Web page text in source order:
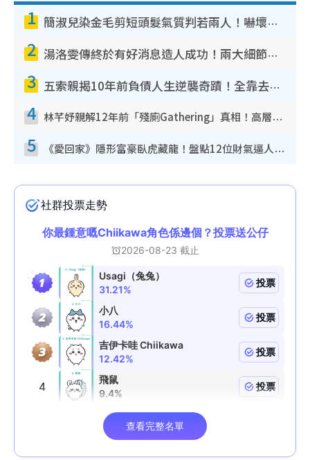
1 簡淑兒染金毛剪短頭髮氣質判若兩人！嚇壞老公麥大力都認唔出：「你做咩事？」
2 湯洛雯傳終於有好消息造人成功！兩大細節曝孕味極濃惹猜測：大肚婆先會咁！
3 五索親揭10年前負債人生逆襲奇蹟！全靠去一地方轉運後即遇上馬先生
4 林芊妤親解12年前「殘廁Gathering」真相！高層解約一句話重創尊嚴至今拒返TVB
5 《愛回家》隱形富豪臥虎藏龍！盤點12位財氣逼人的有錢藝人：呢位靚女3億身家唔憂做